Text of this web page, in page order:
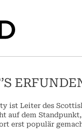
ist Leiter des
auf dem Standpunkt,
erst populär